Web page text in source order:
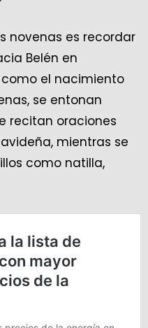
novenas es recordar
Belén en
el nacimiento
se entonan
recitan oraciones
mientras se
como natilla,